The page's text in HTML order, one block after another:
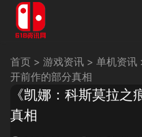
首页 > 游戏资讯 > 单机资讯
开前作的部分真相
《凯娜：科斯莫拉
真相